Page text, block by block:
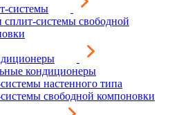
системы
сплит-системы свободной
кондиционеры
настенного типа
свободной компоновки